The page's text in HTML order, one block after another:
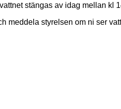
stängas av idag mellan kl
meddela styrelsen om ni ser